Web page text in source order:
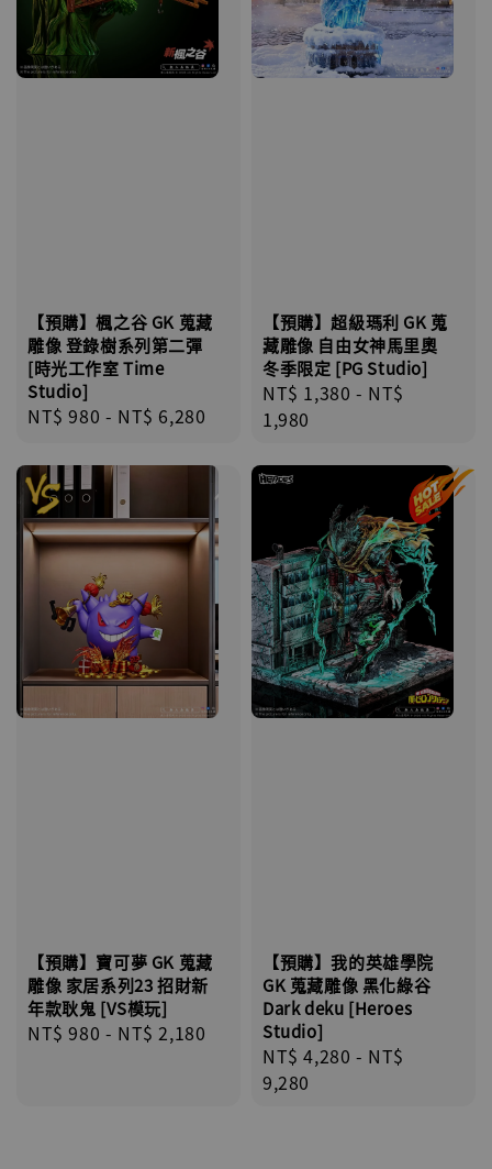
【預購】楓之谷 GK 蒐藏
雕像 登錄樹系列第二彈
[時光工作室 Time
Studio]
Regular
NT$ 980 - NT$ 6,280
【預購】超級瑪利 GK 蒐
藏雕像 自由女神馬里奧
冬季限定 [PG Studio]
Regular
price
NT$ 1,380 - NT$
1,980
【預購】寶可夢 GK 蒐藏
雕像 家居系列23 招財新
年款耿鬼 [VS模玩]
Regular
NT$ 980 - NT$ 2,180
【預購】我的英雄學院
GK 蒐藏雕像 黑化綠谷
Dark deku [Heroes
Studio]
Regular
price
NT$ 4,280 - NT$
9,280